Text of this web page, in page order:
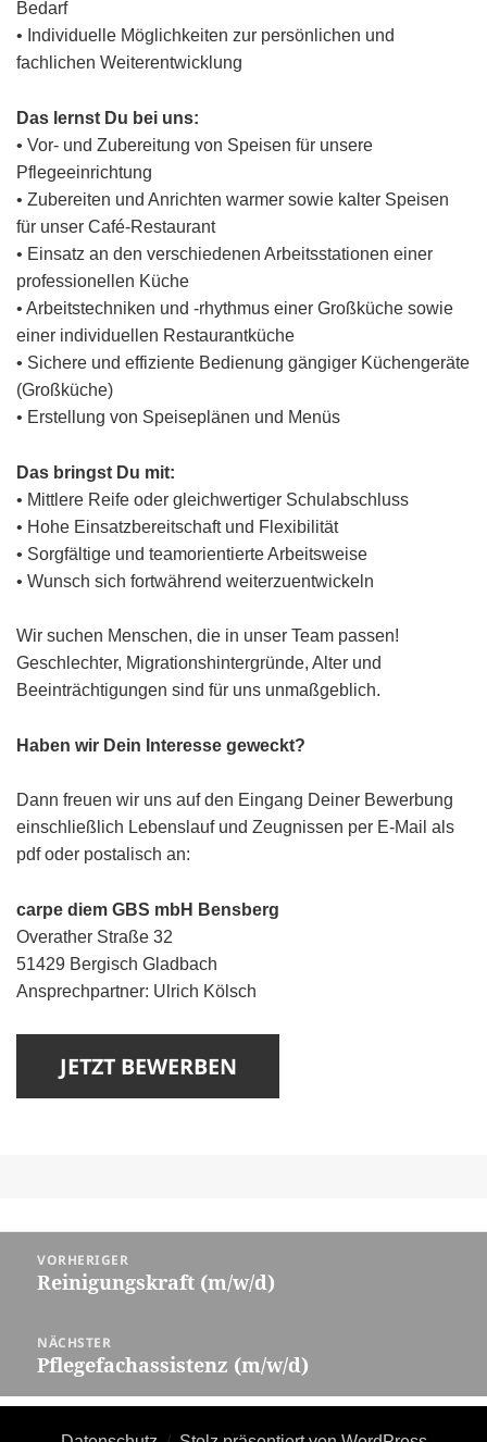
Bedarf
• Individuelle Möglichkeiten zur persönlichen und
fachlichen Weiterentwicklung
Das lernst Du bei uns:
• Vor- und Zubereitung von Speisen für unsere
Pflegeeinrichtung
• Zubereiten und Anrichten warmer sowie kalter Speisen
für unser Café-Restaurant
• Einsatz an den verschiedenen Arbeitsstationen einer
professionellen Küche
• Arbeitstechniken und -rhythmus einer Großküche sowie
einer individuellen Restaurantküche
• Sichere und effiziente Bedienung gängiger Küchengeräte
(Großküche)
• Erstellung von Speiseplänen und Menüs
Das bringst Du mit:
• Mittlere Reife oder gleichwertiger Schulabschluss
• Hohe Einsatzbereitschaft und Flexibilität
• Sorgfältige und teamorientierte Arbeitsweise
• Wunsch sich fortwährend weiterzuentwickeln
Wir suchen Menschen, die in unser Team passen!
Geschlechter, Migrationshintergründe, Alter und
Beeinträchtigungen sind für uns unmaßgeblich.
Haben wir Dein Interesse geweckt?
Dann freuen wir uns auf den Eingang Deiner Bewerbung
einschließlich Lebenslauf und Zeugnissen per E-Mail als
pdf oder postalisch an:
carpe diem GBS mbH Bensberg
Overather Straße 32
51429 Bergisch Gladbach
Ansprechpartner: Ulrich Kölsch
Beitragsnavigation
VORHERIGER
Vorheriger
Reinigungskraft (m/w/d)
NÄCHSTER
Nächster
Beitrag:
Pflegefachassistenz (m/w/d)